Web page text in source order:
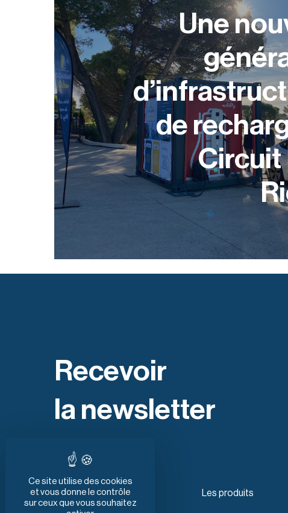
Ce site utilise des cookies
et vous donne le contrôle
sur ceux que vous souhaitez
Une
de
Circuit
Recevoir
la newsletter
Paragon Mobility SAS Les produits